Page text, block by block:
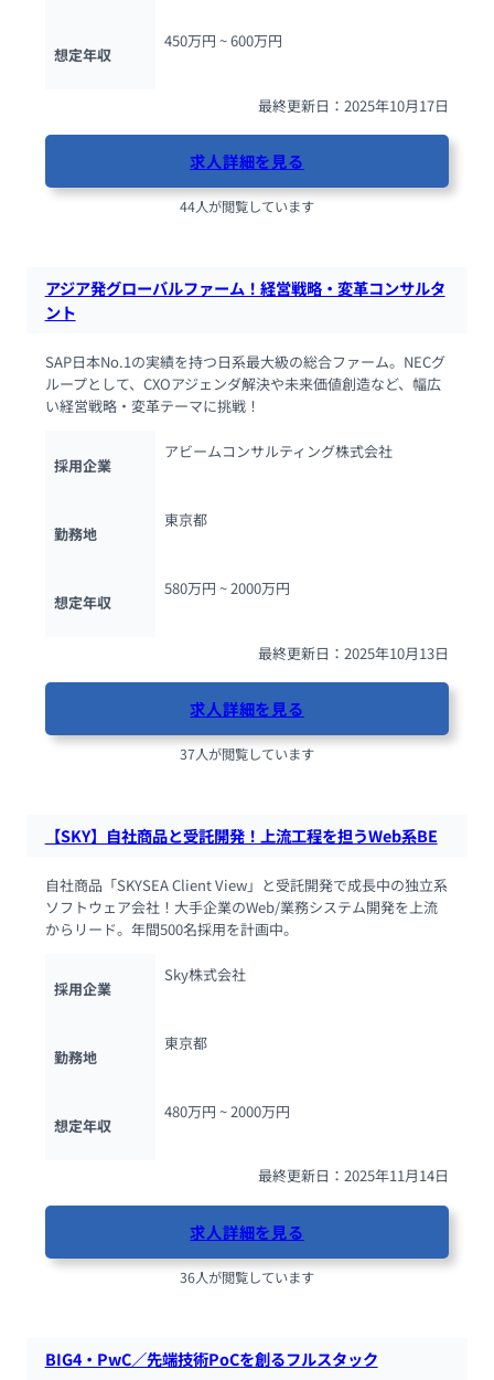
想定年収
450万円 ~ 600万円
最終更新日：2025年10月17日
求人詳細を見る
44人が閲覧しています
アジア発グローバルファーム！経営戦略・変革コンサルタ
ント
SAP日本No.1の実績を持つ日系最大級の総合ファーム。NECグ
ループとして、CXOアジェンダ解決や未来価値創造など、幅広
い経営戦略・変革テーマに挑戦！
採用企業
アビームコンサルティング株式会社
勤務地
東京都
想定年収
580万円 ~ 2000万円
最終更新日：2025年10月13日
求人詳細を見る
37人が閲覧しています
【SKY】自社商品と受託開発！上流工程を担うWeb系BE
自社商品「SKYSEA Client View」と受託開発で成長中の独立系
ソフトウェア会社！大手企業のWeb/業務システム開発を上流
からリード。年間500名採用を計画中。
採用企業
Sky株式会社
勤務地
東京都
想定年収
480万円 ~ 2000万円
最終更新日：2025年11月14日
求人詳細を見る
36人が閲覧しています
BIG4・PwC／先端技術PoCを創るフルスタック